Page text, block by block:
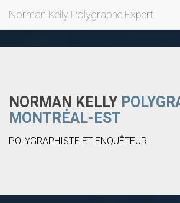
Norman Kelly Polygraphe Expert
NORMAN KELLY
MONTRÉAL-EST
POLYGRAPHISTE ET ENQUÊTEUR